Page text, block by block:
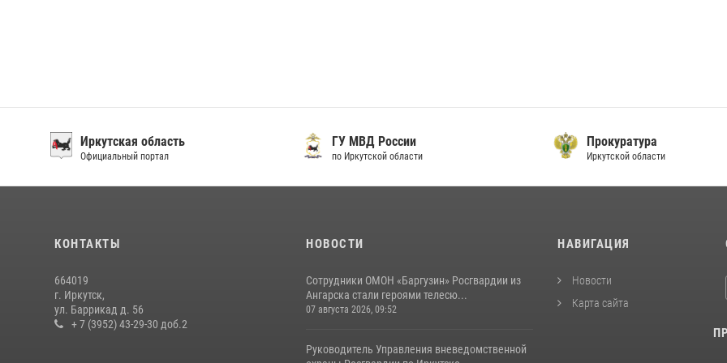
Иркутская область
Официальный портал
ГУ МВД России
по Иркутской области
Прокуратура
Иркутской области
КОНТАКТЫ
664019
г. Иркутск,
ул. Баррикад д. 56
+ 7 (3952) 43-29-30 доб.2
НОВОСТИ
Сотрудники ОМОН «Баргузин» Росгвардии из
Ангарска стали героями телесю...
07 августа 2026, 09:52
Руководитель Управления вневедомственной
НАВИГАЦИЯ
Новости
Карта сайта